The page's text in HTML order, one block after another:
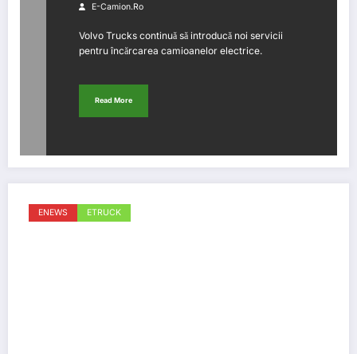
E-Camion.ro
Volvo Trucks continuă să introducă noi servicii
pentru încărcarea camioanelor electrice.
Read More
ENEWS ETRUCK